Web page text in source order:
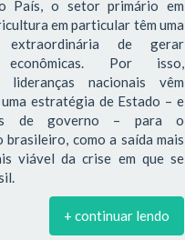
País, o setor primário em
em particular têm uma
extraordinária de gerar
econômicas. Por isso,
lideranças nacionais vêm
estratégia de Estado – e
de governo – para o
brasileiro, como a saída mais
viável da crise em que se
+ continuar lendo